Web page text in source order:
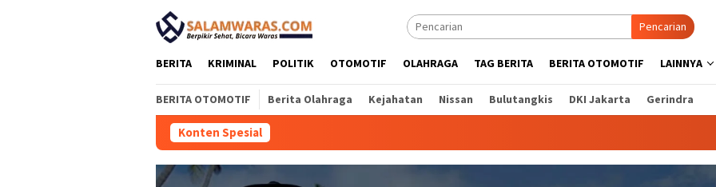
Pencarian
BERITA KRIMINAL POLITIK OTOMOTIF OLAHRAGA TAG BERITA BERITA OTOMOTIF LAINNYA
BERITA OTOMOTIF Berita Olahraga Kejahatan Nissan Bulutangkis DKI Jakarta Gerindra
Konten Spesial